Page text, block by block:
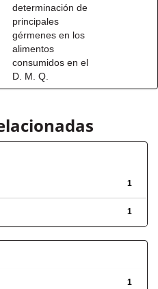
determinación de
principales
gérmenes en los
alimentos
consumidos en el
D. M. Q.
1
1
1